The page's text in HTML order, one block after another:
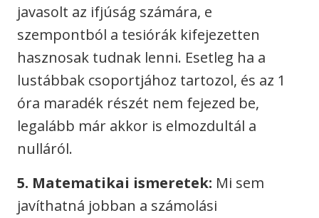
javasolt az ifjúság számára, e
szempontból a tesiórák kifejezetten
hasznosak tudnak lenni. Esetleg ha a
lustábbak csoportjához tartozol, és az 1
óra maradék részét nem fejezed be,
legalább már akkor is elmozdultál a
nulláról.
5. Matematikai ismeretek: Mi sem
javíthatná jobban a számolási